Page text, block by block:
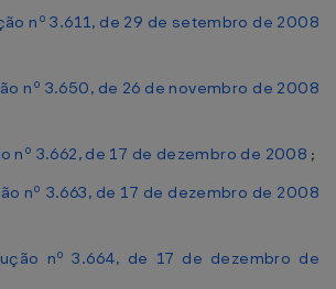
nº 3.611, de 29 de setembro de 2008
nº 3.650, de 26 de novembro de 2008
nº 3.662, de 17 de dezembro de 2008 ;
nº 3.663, de 17 de dezembro de 2008
nº 3.664, de 17 de dezembro de